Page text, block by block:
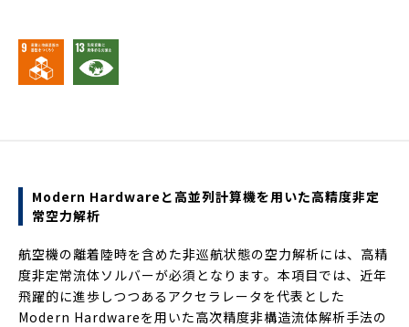
Modern Hardwareと高並列計算機を用いた高精度非定
常空力解析
航空機の離着陸時を含めた非巡航状態の空力解析には、高精
度非定常流体ソルバーが必須となります。本項目では、近年
飛躍的に進歩しつつあるアクセラレータを代表とした
Modern Hardwareを用いた高次精度非構造流体解析手法の